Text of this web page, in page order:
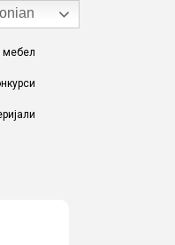
мебел